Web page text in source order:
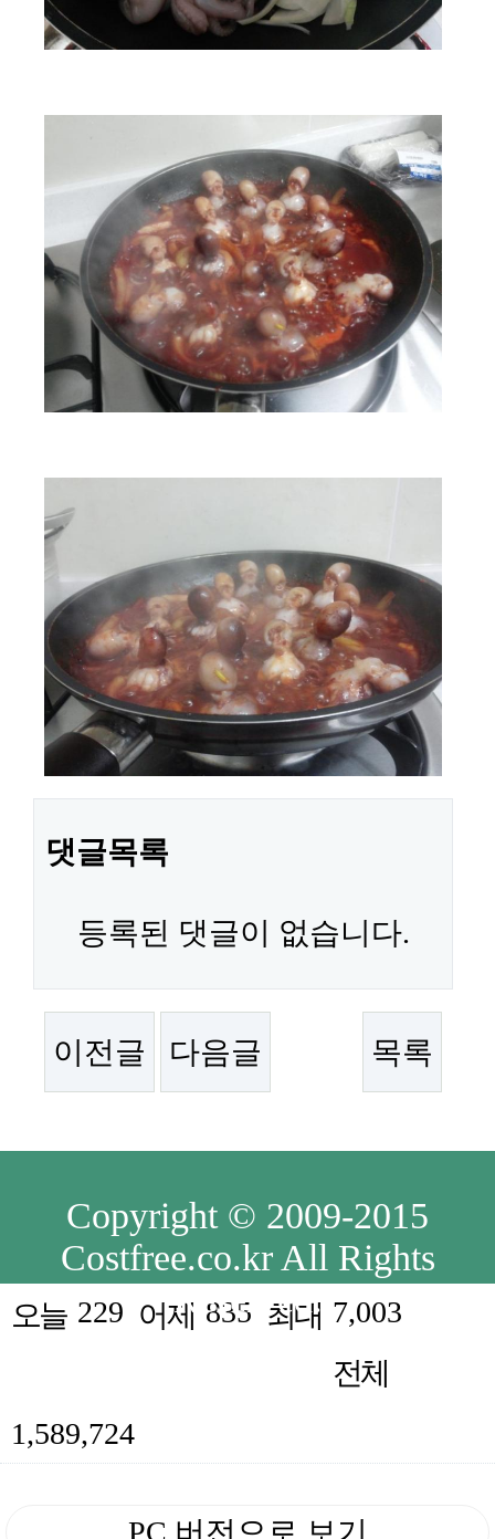
댓글목록
등록된 댓글이 없습니다.
이전글 다음글 목록
Copyright © 2009-2015
Costfree.co.kr All Rights
Reserved.
오늘 229 어제 835 최대 7,003
전체
1,589,724
PC 버전으로 보기